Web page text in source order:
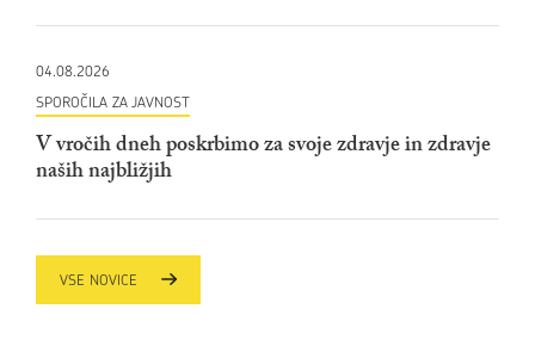
04.08.2026
SPOROČILA ZA JAVNOST
V vročih dneh poskrbimo za svoje zdravje in zdravje
naših najbližjih
VSE NOVICE